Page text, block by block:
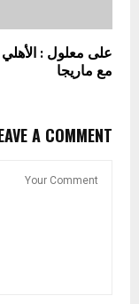
على معلول :
مع ماريجا
A COMMENT